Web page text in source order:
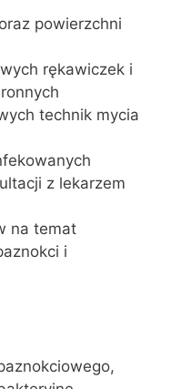
powierzchni
rękawiczek i
technik mycia
z lekarzem
na temat
i